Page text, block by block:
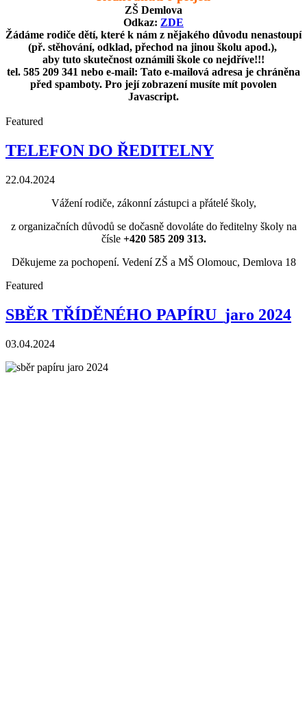
ZŠ Demlova
Odkaz: ZDE
Žádáme rodiče dětí, které k nám z nějakého důvodu nenastoupí
(př. stěhování, odklad, přechod na jinou školu apod.),
aby tuto skutečnost oznámili škole co nejdříve!!!
tel. 585 209 341 nebo e-mail: Tato e-mailová adresa je chráněna
před spamboty. Pro její zobrazení musíte mít povolen
Javascript.
Featured
TELEFON DO ŘEDITELNY
22.04.2024
Vážení rodiče, zákonní zástupci a přátelé školy,
z organizačních důvodů se dočasně dovoláte do ředitelny školy na
čísle +420 585 209 313.
Děkujeme za pochopení. Vedení ZŠ a MŠ Olomouc, Demlova 18
Featured
SBĚR TŘÍDĚNÉHO PAPÍRU_jaro 2024
03.04.2024